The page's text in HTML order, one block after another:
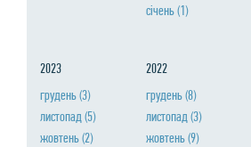
сiчень(1)
2023
грудень(3)
листопад(5)
жовтень(2)
2022
грудень(8)
листопад(3)
жовтень(9)